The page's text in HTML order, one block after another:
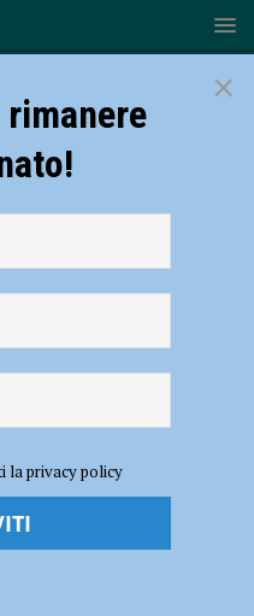
corretto sei fuori dal
“Se non sei nel
×
la privacy policy